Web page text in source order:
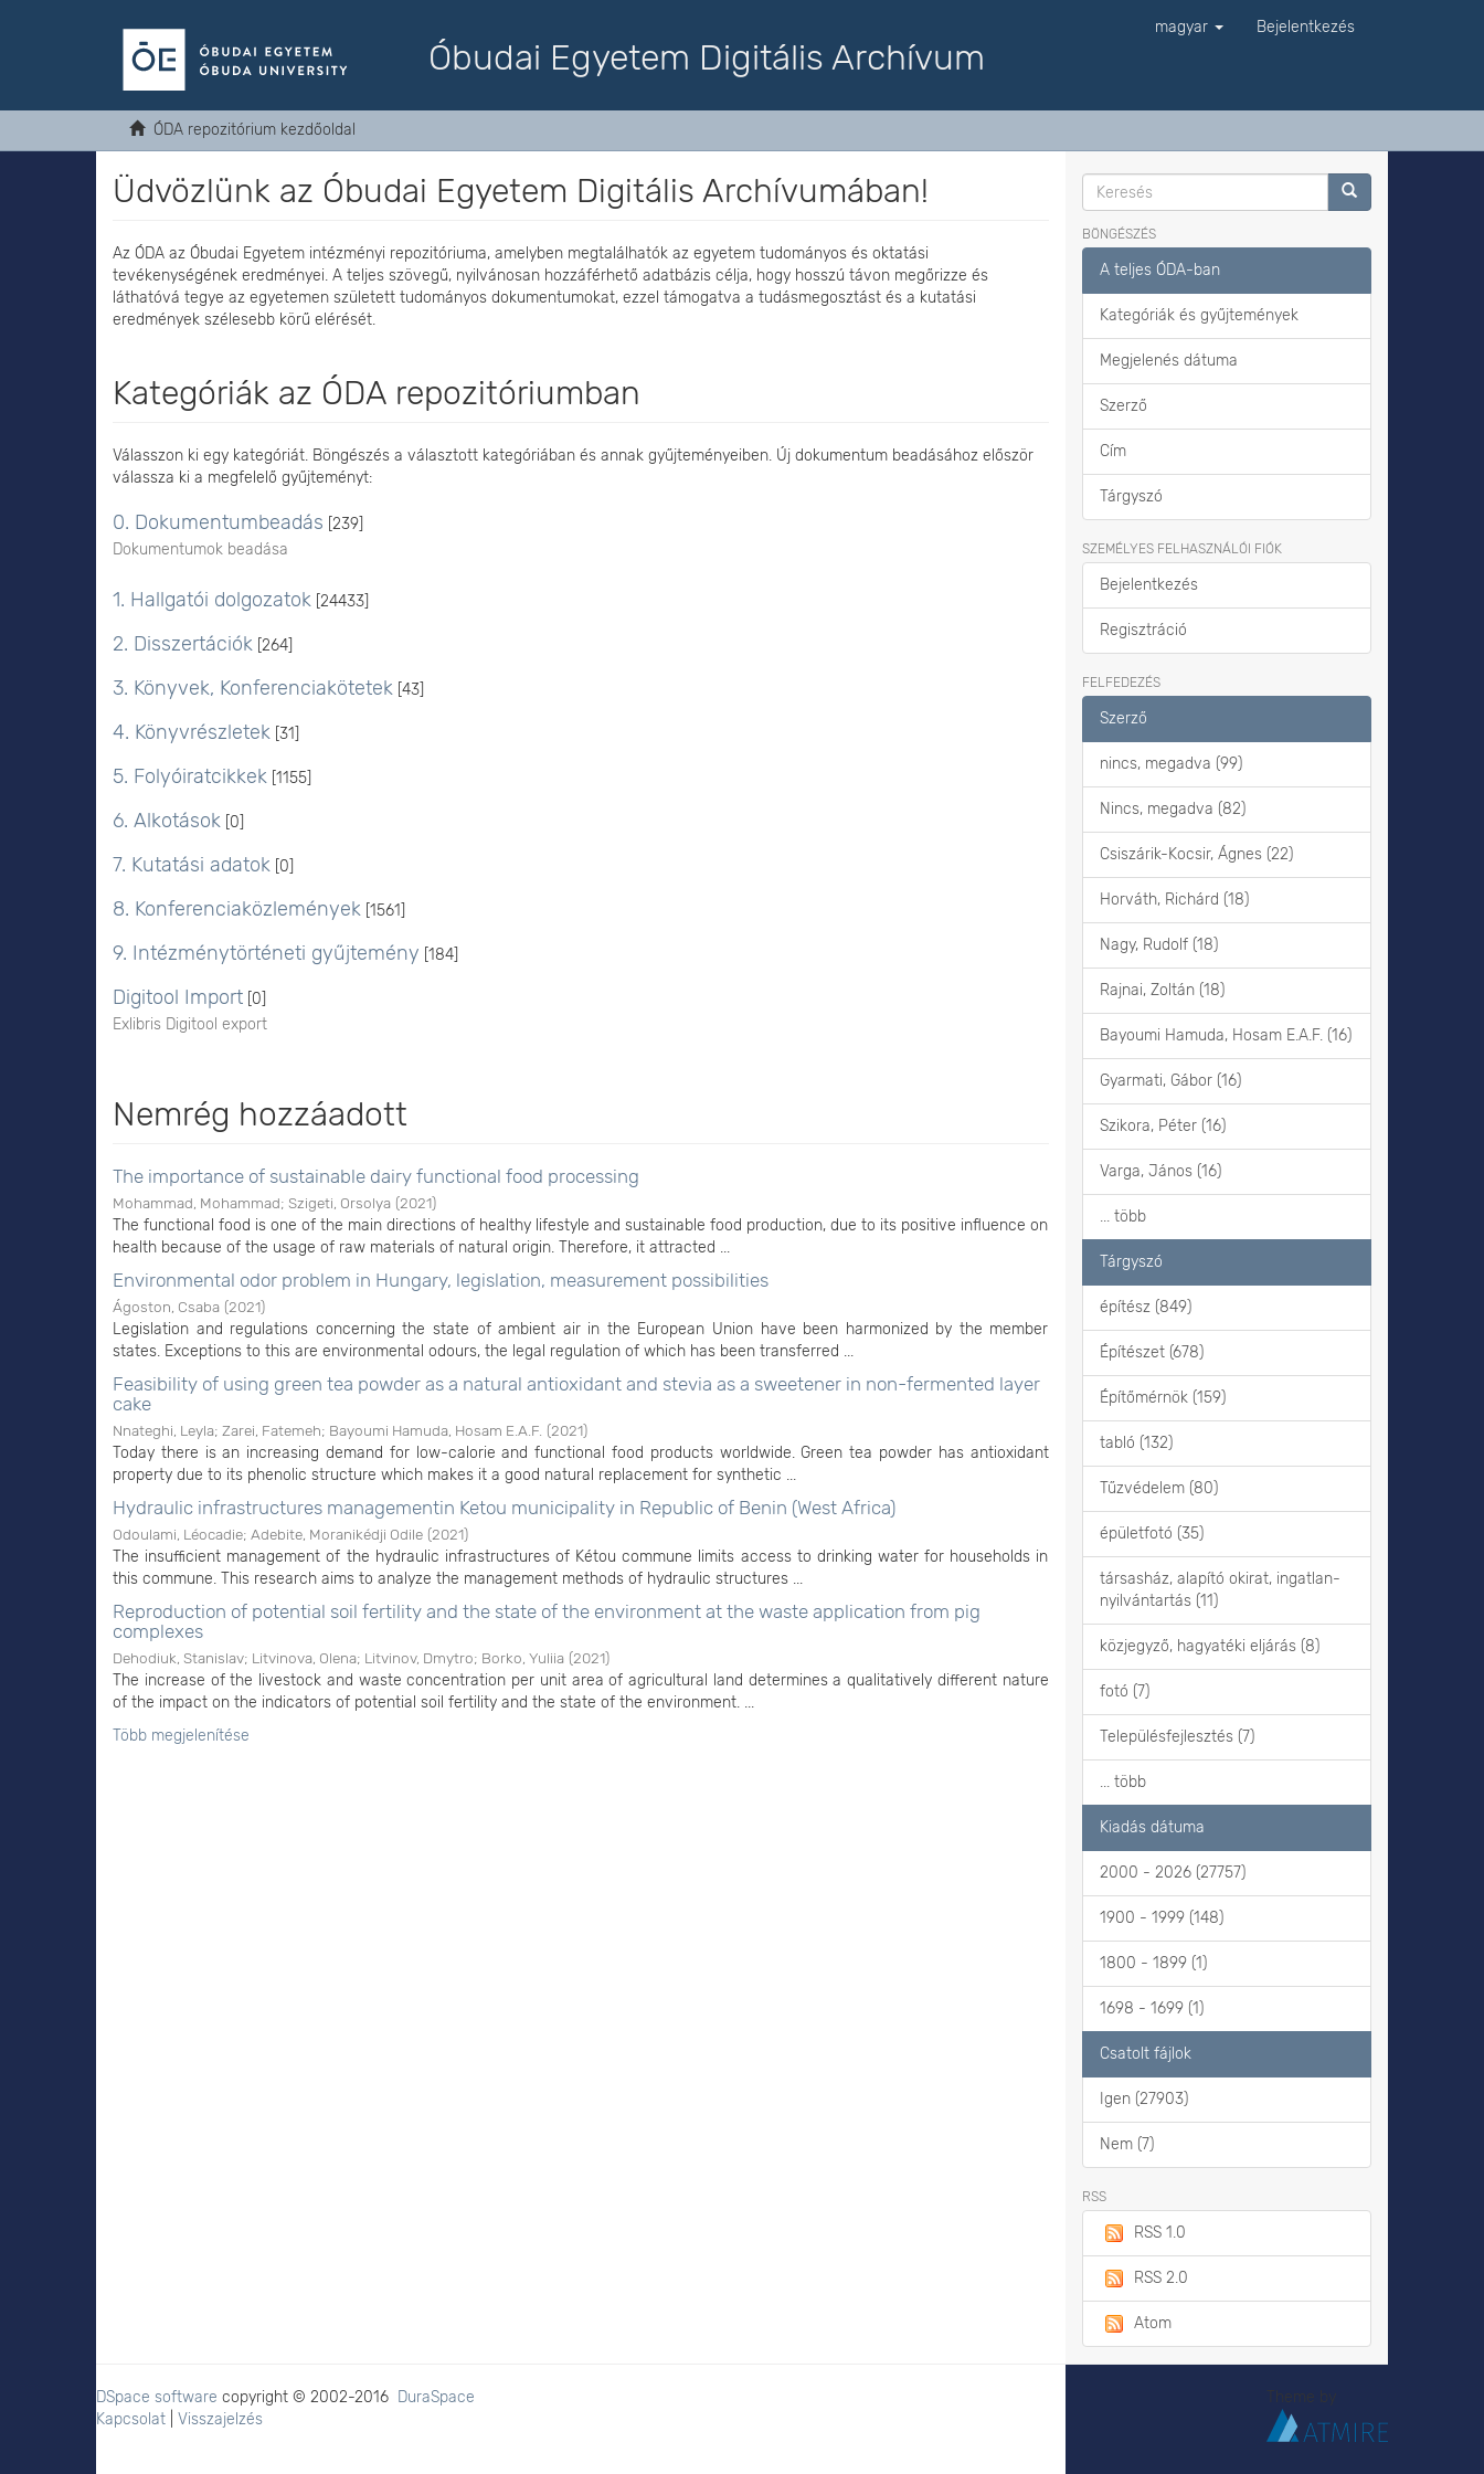
Óbudai Egyetem Digitális Archívum
magyar Bejelentkezés
ÓDA repozitórium kezdőoldal
Üdvözlünk az Óbudai Egyetem Digitális Archívumában!
Az ÓDA az Óbudai Egyetem intézményi repozitóriuma, amelyben megtalálhatók az egyetem tudományos és oktatási
tevékenységének eredményei. A teljes szövegű, nyilvánosan hozzáférhető adatbázis célja, hogy hosszú távon megőrizze és
láthatóvá tegye az egyetemen született tudományos dokumentumokat, ezzel támogatva a tudásmegosztást és a kutatási
eredmények szélesebb körű elérését.
Kategóriák az ÓDA repozitóriumban
Válasszon ki egy kategóriát. Böngészés a választott kategóriában és annak gyűjteményeiben. Új dokumentum beadásához először
válassza ki a megfelelő gyűjteményt:
0. Dokumentumbeadás [239]
Dokumentumok beadása
1. Hallgatói dolgozatok [24433]
2. Disszertációk [264]
3. Könyvek, Konferenciakötetek [43]
4. Könyvrészletek [31]
5. Folyóiratcikkek [1155]
6. Alkotások [0]
7. Kutatási adatok [0]
8. Konferenciaközlemények [1561]
9. Intézménytörténeti gyűjtemény [184]
Digitool Import [0]
Exlibris Digitool export
Nemrég hozzáadott
The importance of sustainable dairy functional food processing
Mohammad, Mohammad; Szigeti, Orsolya (2021)
The functional food is one of the main directions of healthy lifestyle and sustainable food production, due to its positive influence on
health because of the usage of raw materials of natural origin. Therefore, it attracted ...
Environmental odor problem in Hungary, legislation, measurement possibilities
Ágoston, Csaba (2021)
Legislation and regulations concerning the state of ambient air in the European Union have been harmonized by the member
states. Exceptions to this are environmental odours, the legal regulation of which has been transferred ...
Feasibility of using green tea powder as a natural antioxidant and stevia as a sweetener in non-fermented layer
cake
Nnateghi, Leyla; Zarei, Fatemeh; Bayoumi Hamuda, Hosam E.A.F. (2021)
Today there is an increasing demand for low-calorie and functional food products worldwide. Green tea powder has antioxidant
property due to its phenolic structure which makes it a good natural replacement for synthetic ...
Hydraulic infrastructures managementin Ketou municipality in Republic of Benin (West Africa)
Odoulami, Léocadie; Adebite, Moranikédji Odile (2021)
The insufficient management of the hydraulic infrastructures of Kétou commune limits access to drinking water for households in
this commune. This research aims to analyze the management methods of hydraulic structures ...
Reproduction of potential soil fertility and the state of the environment at the waste application from pig
complexes
Dehodiuk, Stanislav; Litvinova, Olena; Litvinov, Dmytrо; Borko, Yuliia (2021)
The increase of the livestock and waste concentration per unit area of agricultural land determines a qualitatively different nature
of the impact on the indicators of potential soil fertility and the state of the environment. ...
Több megjelenítése
BÖNGÉSZÉS
A teljes ÓDA-ban
Kategóriák és gyűjtemények
Megjelenés dátuma
Szerző
Cím
Tárgyszó
SZEMÉLYES FELHASZNÁLÓI FIÓK
Bejelentkezés
Regisztráció
FELFEDEZÉS
Szerző
nincs, megadva (99)
Nincs, megadva (82)
Csiszárik-Kocsir, Ágnes (22)
Horváth, Richárd (18)
Nagy, Rudolf (18)
Rajnai, Zoltán (18)
Bayoumi Hamuda, Hosam E.A.F. (16)
Gyarmati, Gábor (16)
Szikora, Péter (16)
Varga, János (16)
... több
Tárgyszó
építész (849)
Építészet (678)
Építőmérnök (159)
tabló (132)
Tűzvédelem (80)
épületfotó (35)
társasház, alapító okirat, ingatlan-
nyilvántartás (11)
közjegyző, hagyatéki eljárás (8)
fotó (7)
Településfejlesztés (7)
... több
Kiadás dátuma
2000 - 2026 (27757)
1900 - 1999 (148)
1800 - 1899 (1)
1698 - 1699 (1)
Csatolt fájlok
Igen (27903)
Nem (7)
RSS
RSS 1.0
RSS 2.0
Atom
DSpace software copyright © 2002-2016 DuraSpace
Kapcsolat
Visszajelzés
Theme by